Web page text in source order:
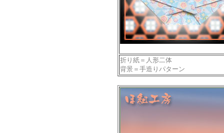
折り紙＝人形二体
背景＝手造りパターン